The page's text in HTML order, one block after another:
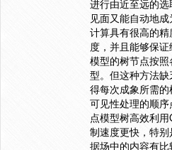
进行由近至远的
见面又能自动地
计算具有很高的
度，并且能够保
模型的树节点按
型。但这种方法
得每次成象所需
可见性处理的顺
点模型树高效利
制速度更快，特
据场中的内容有